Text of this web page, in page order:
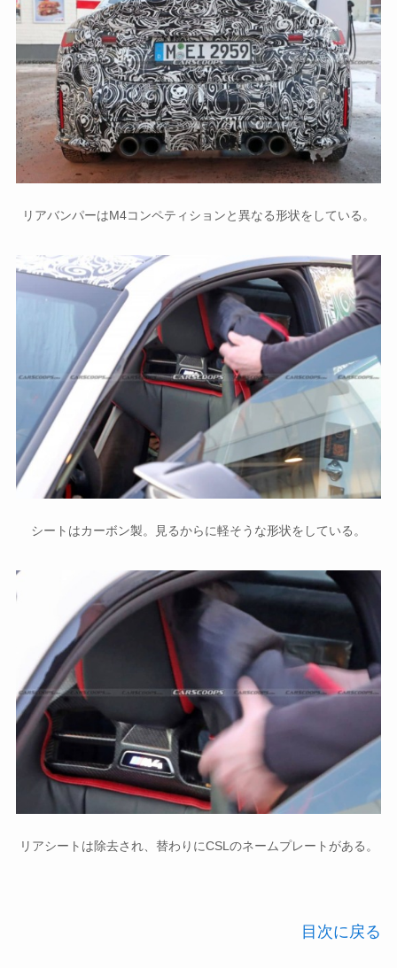
リアバンパーはM4コンペティションと異なる形状をしている。
シートはカーボン製。見るからに軽そうな形状をしている。
リアシートは除去され、替わりにCSLのネームプレートがある。
目次に戻る